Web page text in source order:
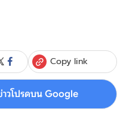
Copy link
วโปรดบน Google